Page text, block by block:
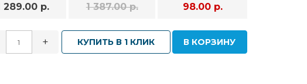
289.00 р. 1 387.00 р. 98.00 р.
+ КУПИТЬ В 1 КЛИК В КОРЗИНУ